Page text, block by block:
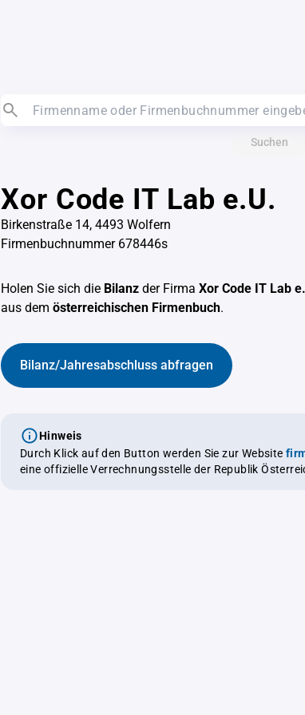
Suchen
Xor Code IT Lab e.U.
Birkenstraße 14, 4493 Wolfern
Firmenbuchnummer 678446s
Holen Sie sich die Bilanz der Firma Xor Code IT Lab
aus dem österreichischen Firmenbuch.
Bilanz/Jahresabschluss abfragen
Hinweis
Durch Klick auf den Button werden Sie zur Website
eine offizielle Verrechnungsstelle der Republik